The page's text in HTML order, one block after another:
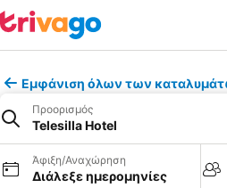
Εμφάνιση όλων των
Προορισμός
Telesilla Hotel
Άφιξη/Αναχώρηση
Διάλεξε ημερομηνίες